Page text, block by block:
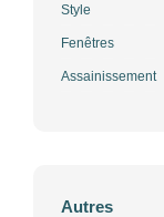
Style
Fenêtres
Assainissement
Autres